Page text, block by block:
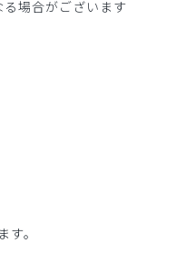
場合がございます
。